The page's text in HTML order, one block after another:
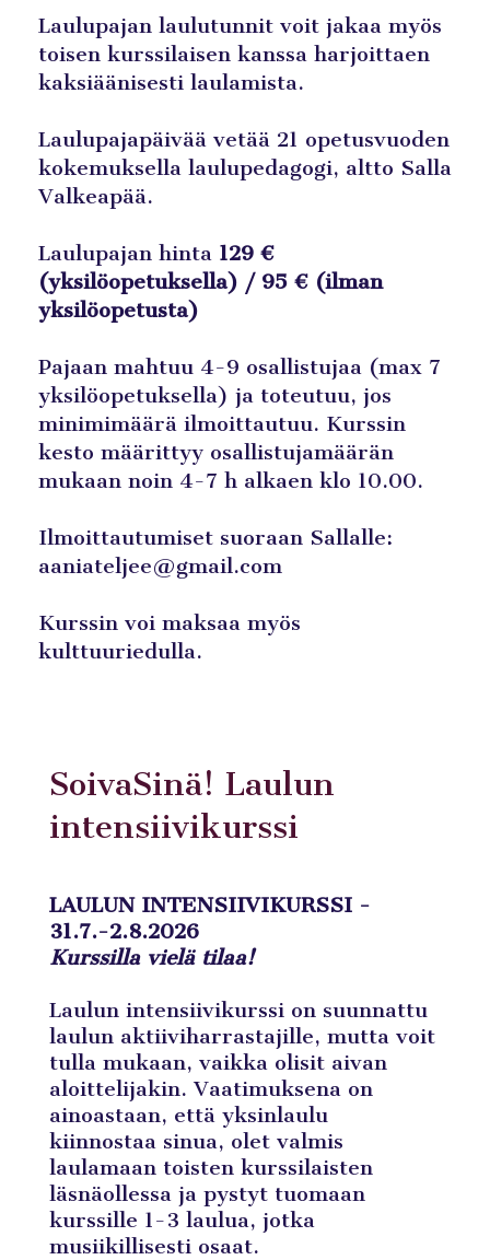
Laulupajan laulutunnit voit jakaa myös
toisen kurssilaisen kanssa harjoittaen
kaksiäänisesti laulamista.
Laulupajapäivää vetää 21 opetusvuoden
kokemuksella laulupedagogi, altto Salla
Valkeapää.
Laulupajan hinta 129 €
(yksilöopetuksella) / 95 € (ilman
yksilöopetusta)
Pajaan mahtuu 4-9 osallistujaa (max 7
yksilöopetuksella) ja toteutuu, jos
minimimäärä ilmoittautuu. Kurssin
kesto määrittyy osallistujamäärän
mukaan noin 4-7 h alkaen klo 10.00.
Ilmoittautumiset suoraan Sallalle:
aaniateljee@gmail.com
Kurssin voi maksaa myös
kulttuuriedulla.
SoivaSinä! Laulun
intensiivikurssi
LAULUN INTENSIIVIKURSSI -
31.7.-2.8.2026
Kurssilla vielä tilaa!
Laulun intensiivikurssi on suunnattu
laulun aktiiviharrastajille, mutta voit
tulla mukaan, vaikka olisit aivan
aloittelijakin. Vaatimuksena on
ainoastaan, että yksinlaulu
kiinnostaa sinua, olet valmis
laulamaan toisten kurssilaisten
läsnäollessa ja pystyt tuomaan
kurssille 1-3 laulua, jotka
musiikillisesti osaat.